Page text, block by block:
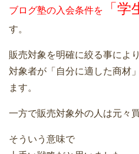
ブログ塾の入会条件を 「学
す。
販売対象を明確に絞る事により
対象者が「自分に適した商材
ます。
一方で販売対象外の人は元々
そういう意味で